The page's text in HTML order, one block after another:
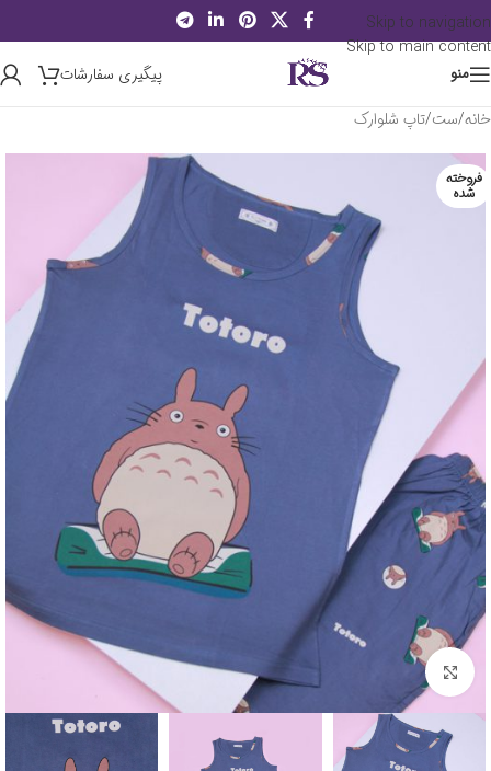
Skip to navigation
Skip to main content
منو
پیگیری سفارشات
خانه/ست/تاپ شلوارک
فروخته
شده
برای بزرگنمایی کلیک کنید